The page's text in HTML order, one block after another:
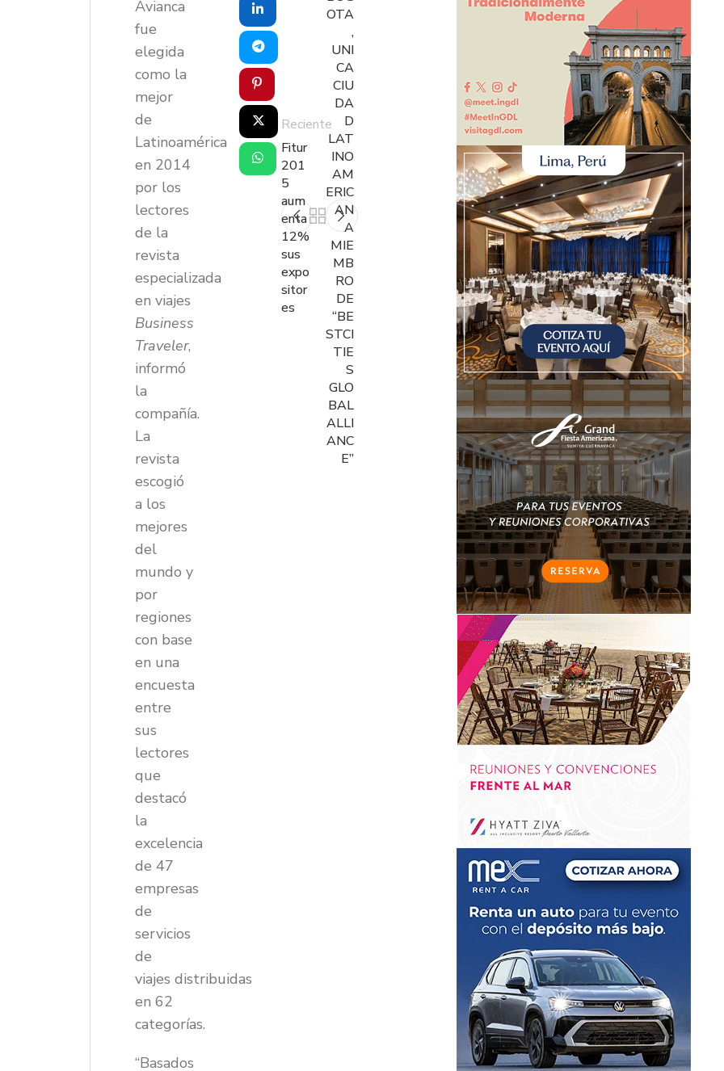
Avianca
fue
elegida
como la
mejor
de
Latinoamérica
en 2014
por los
lectores
de la
revista
especializada
en viajes
Business
Traveler,
informó
la
compañía.
La
revista
escogió
a los
mejores
del
mundo y
por
regiones
con base
en una
encuesta
entre
sus
lectores
que
destacó
la
excelencia
de 47
empresas
de
servicios
de
viajes distribuidas
en 62
categorías.
“Basados
Reciente
Fitur
201
5
aum
enta
12%
sus
expo
sitor
es
OTA
,
UNI
CA
CIU
DA
D
LAT
INO
AM
ERIC
AN
A
MIE
MB
RO
DE
“BE
STCI
TIE
S
GLO
BAL
ALLI
ANC
E”